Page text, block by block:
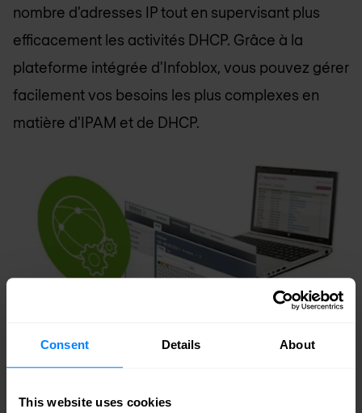
Consent Details About
This website uses cookies
nombre d'adresses IP tout en supervisant plus
efficacement les activités DHCP. Grâce à la
plateforme intégrée d'Infoblox, vous pouvez gérer
facilement vos besoins les plus complexes en
matière d'IPAM et de DHCP.